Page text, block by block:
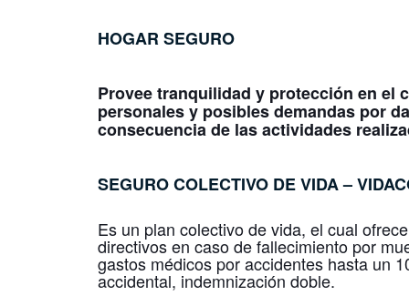
HOGAR SEGURO
Provee tranquilidad y protección en el
personales y posibles demandas por
consecuencia de las actividades
SEGURO COLECTIVO DE VIDA –
Es un plan colectivo de vida, el cual
directivos en caso de fallecimiento por
gastos médicos por accidentes hasta un
accidental, indemnización doble.